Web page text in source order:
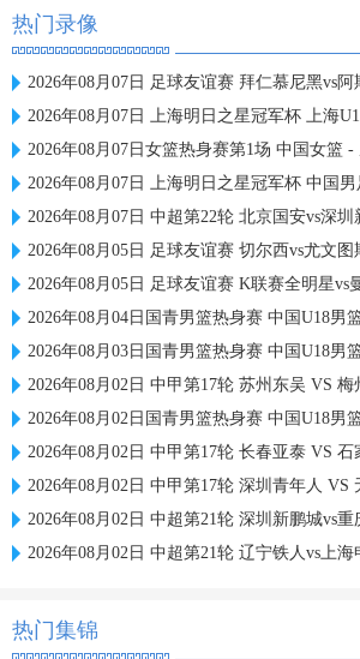
热门录像
2026年08月07日 足球友谊赛 拜仁慕尼黑vs
2026年08月07日 上海明日之星冠军杯 上海U17
2026年08月07日女篮热身赛第1场 中国女篮 - 尼
2026年08月07日 上海明日之星冠军杯 中国男足U17
2026年08月07日 中超第22轮 北京国安vs深
2026年08月05日 足球友谊赛 切尔西vs尤文
2026年08月05日 足球友谊赛 K联赛全明星vs
2026年08月04日国青男篮热身赛 中国U18男篮 - 加拿大
2026年08月03日国青男篮热身赛 中国U18男篮 -
2026年08月02日 中甲第17轮 苏州东吴 VS
2026年08月02日国青男篮热身赛 中国U18男篮 - 纽
2026年08月02日 中甲第17轮 长春亚泰 VS
2026年08月02日 中甲第17轮 深圳青年人 VS
2026年08月02日 中超第21轮 深圳新鹏城vs
2026年08月02日 中超第21轮 辽宁铁人vs上
热门集锦